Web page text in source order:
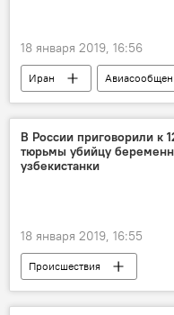
18 января 2019, 16:56
Иран
В России приговорили к
тюрьмы убийцу
узбекистанки
18 января 2019, 16:55
Происшествия